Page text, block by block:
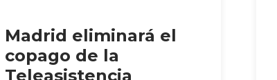
Madrid eliminará el
copago de la
Teleasistencia